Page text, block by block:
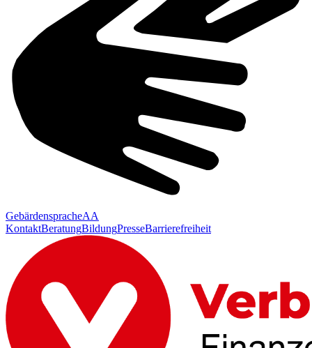
GebärdenspracheAA
KontaktBeratungBildungPresseBarrierefreiheit